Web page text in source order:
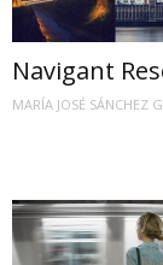
Navigant
MARÍA JOSÉ SÁNCHEZ